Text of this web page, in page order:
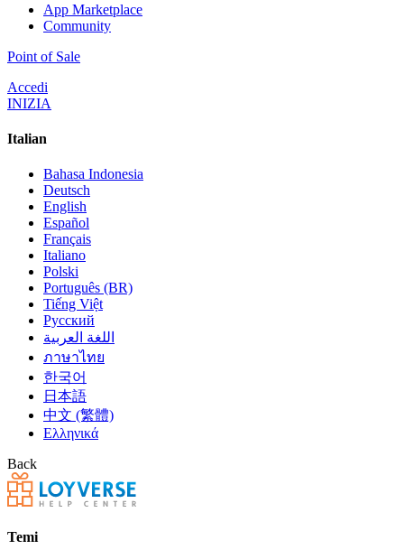
App Marketplace
Community
Point of Sale
Accedi
INIZIA
Italian
Bahasa Indonesia
Deutsch
English
Español
Français
Italiano
Polski
Português (BR)
Tiếng Việt
Русский
اللغة العربية
ภาษาไทย
한국어
日本語
中文 (繁體)
Ελληνικά
Back
Temi